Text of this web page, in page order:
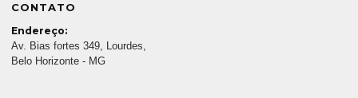
CONTATO
Endereço:
Av. Bias fortes 349, Lourdes,
Belo Horizonte - MG